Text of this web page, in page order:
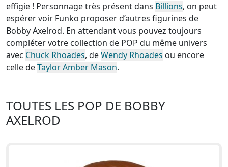
effigie ! Personnage très présent dans Billions, on peut
espérer voir Funko proposer d’autres figurines de
Bobby Axelrod. En attendant vous pouvez toujours
compléter votre collection de POP du même univers
avec Chuck Rhoades, deWendy Rhoades ou encore
celle deTaylor Amber Mason.
TOUTES LES POP DE BOBBY
AXELROD